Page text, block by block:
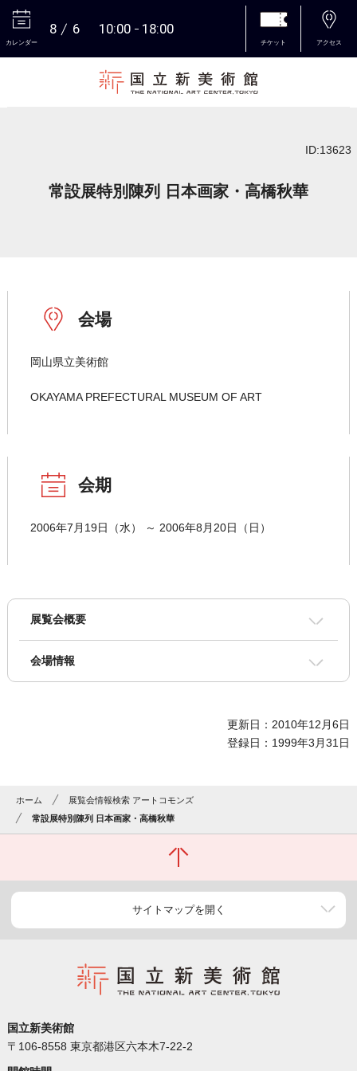
カレンダー
8 6 10:00 18:00
チケット アクセス
ID:13623
常設展特別陳列 日本画家・高橋秋華
会場
岡山県立美術館
OKAYAMA PREFECTURAL MUSEUM OF ART
会期
2006年7月19日（水） ～ 2006年8月20日（日）
展覧会概要
会場情報
更新日：2010年12月6日
登録日：1999年3月31日
ホーム
展覧会情報検索 アートコモンズ
常設展特別陳列 日本画家・高橋秋華
サイトマップを開く
国立新美術館
〒106-8558 東京都港区六本木7-22-2